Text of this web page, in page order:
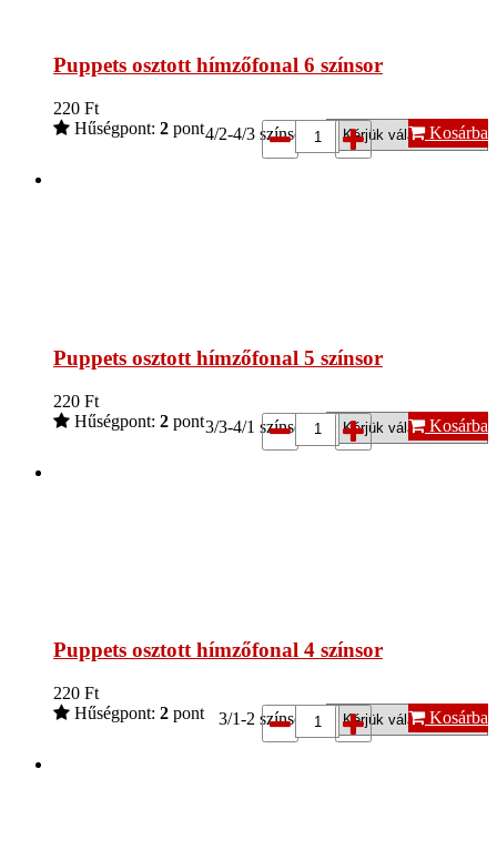
Puppets osztott hímzőfonal 6 színsor
220 Ft
Hűségpont: 2 pont4/2-4/3 színsor*: Kosárba
Puppets osztott hímzőfonal 5 színsor
220 Ft
Hűségpont: 2 pont3/3-4/1 színsor*: Kosárba
Puppets osztott hímzőfonal 4 színsor
220 Ft
Hűségpont: 2 pont 3/1-2 színsor*: Kosárba